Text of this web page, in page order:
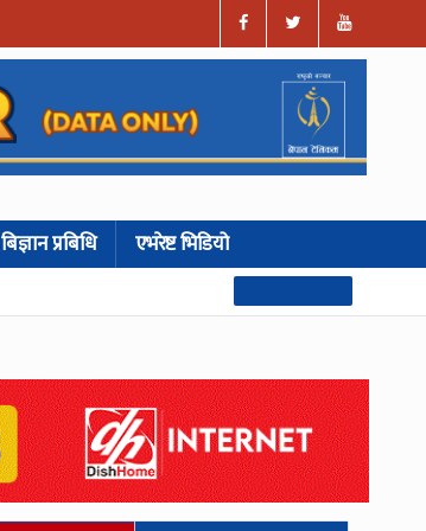
बिज्ञान प्रबिधि एभरेष्ट भिडियो